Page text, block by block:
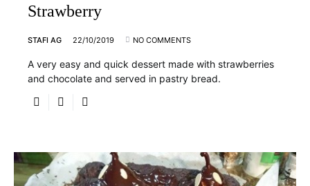
Strawberry
STAFI AG 22/10/2019 NO COMMENTS
A very easy and quick dessert made with strawberries
and chocolate and served in pastry bread.